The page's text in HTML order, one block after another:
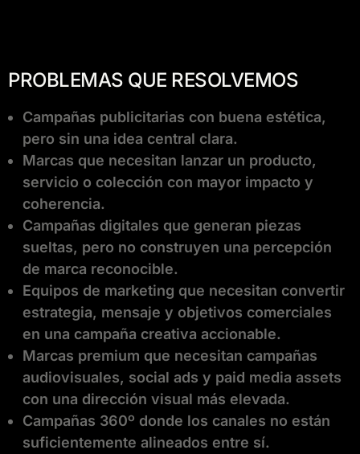
PROBLEMAS QUE RESOLVEMOS
Campañas publicitarias con buena estética,
pero sin una idea central clara.
Marcas que necesitan lanzar un producto,
servicio o colección con mayor impacto y
coherencia.
Campañas digitales que generan piezas
sueltas, pero no construyen una percepción
de marca reconocible.
Equipos de marketing que necesitan convertir
estrategia, mensaje y objetivos comerciales
en una campaña creativa accionable.
Marcas premium que necesitan campañas
audiovisuales, social ads y paid media assets
con una dirección visual más elevada.
Campañas 360º donde los canales no están
suficientemente alineados entre sí.